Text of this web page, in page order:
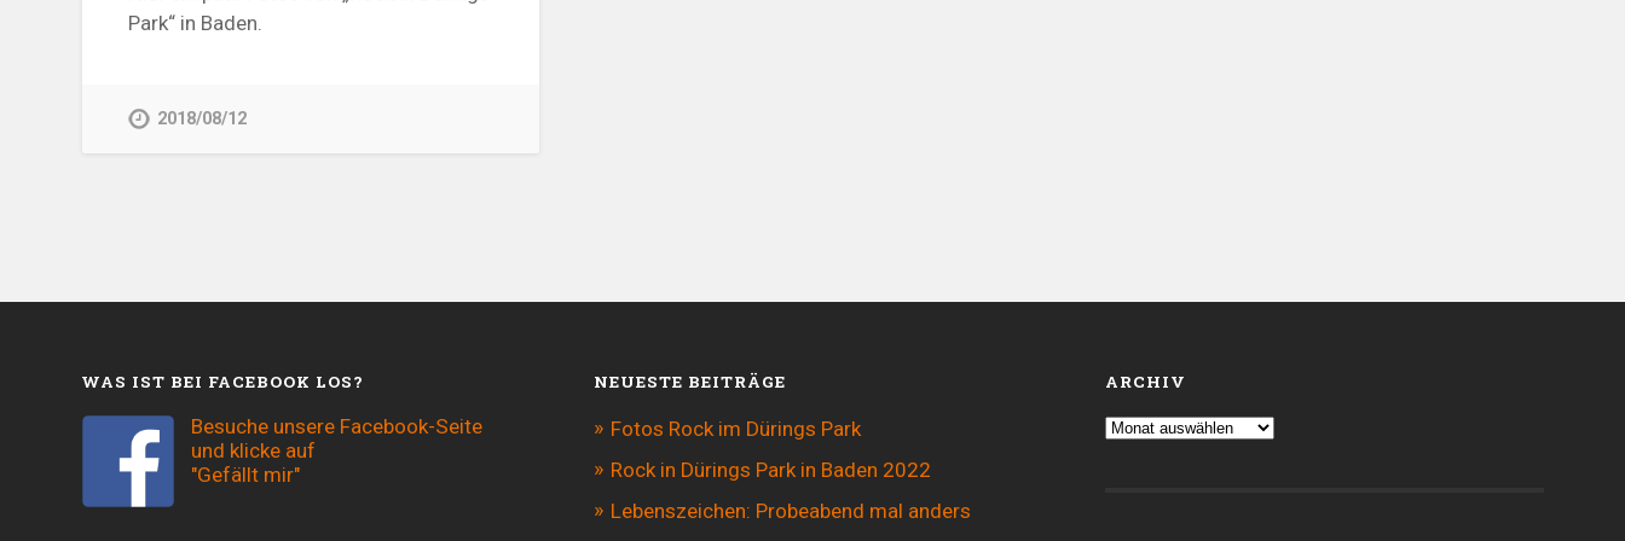
Park“ in Baden.
2018/08/12
WAS IST BEI FACEBOOK LOS?
Besuche unsere Facebook-Seite
und klicke auf
"Gefällt mir"
NEUESTE BEITRÄGE
Fotos Rock im Dürings Park
Rock in Dürings Park in Baden 2022
Lebenszeichen: Probeabend mal anders
ARCHIV
Archiv